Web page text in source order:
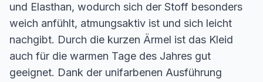
und Elasthan, wodurch sich der Stoff besonders
weich anfühlt, atmungsaktiv ist und sich leicht
nachgibt. Durch die kurzen Ärmel ist das Kleid
auch für die warmen Tage des Jahres gut
geeignet. Dank der unifarbenen Ausführung